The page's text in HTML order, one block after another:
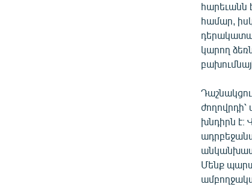
հարեւանն
համար,
կարող
խնդիրն է։
Մենք